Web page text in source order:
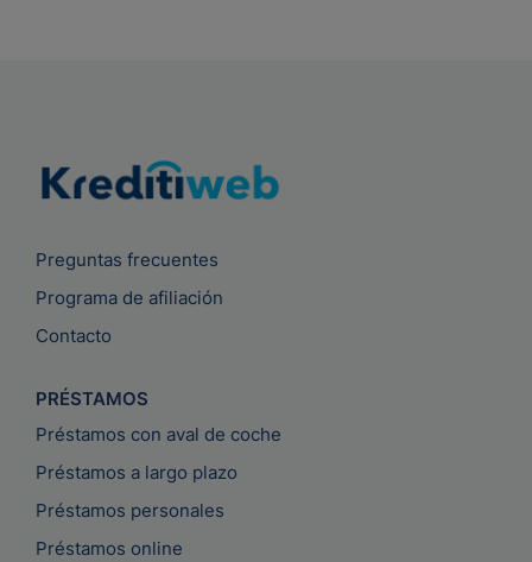
Preguntas frecuentes
Programa de afiliación
Contacto
PRÉSTAMOS
Préstamos con aval de coche
Préstamos a largo plazo
Préstamos personales
Préstamos online